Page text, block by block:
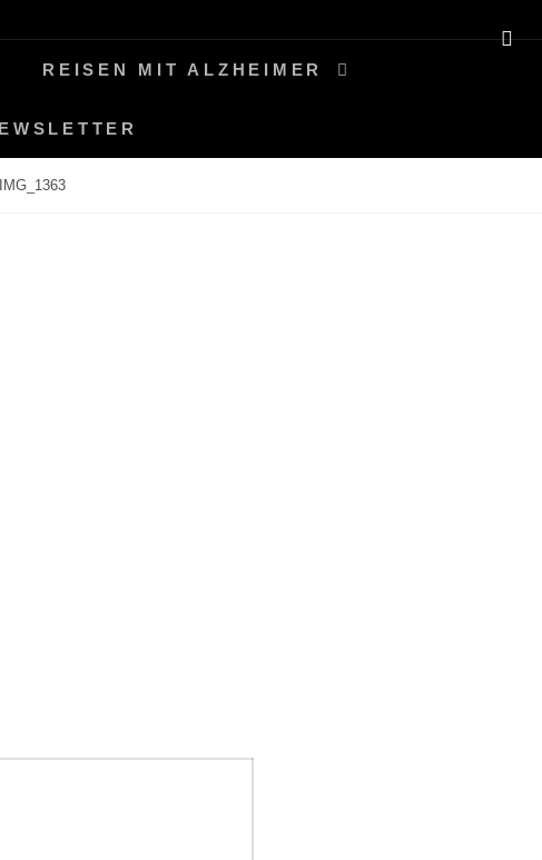
REISEN MIT ALZHEIMER
IMG_1363